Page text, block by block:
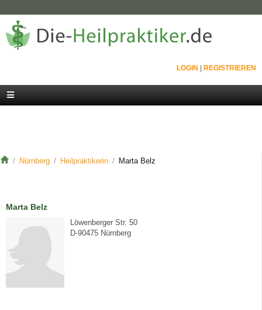
LOGIN REGISTRIEREN
Nürnberg Heilpraktikerin Marta Belz
Marta Belz
Löwenberger Str. 50
D-90475 Nürnberg